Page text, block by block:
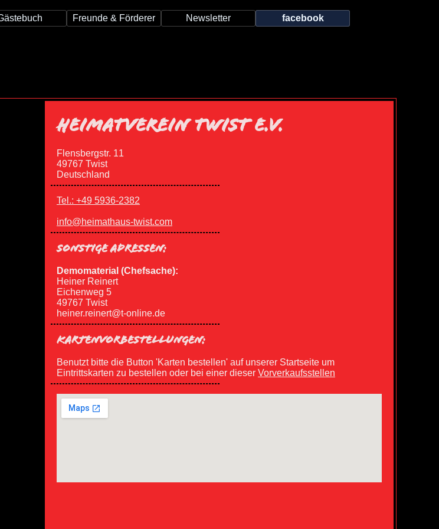
Freunde & Förderer Newsletter facebook
HEIMATVEREIN TWIST E.V.
Flensbergstr. 11
49767 Twist
Deutschland
Tel.: +49 5936-2382
info@heimathaus-twist.com
SONSTIGE ADRESSEN:
Demomaterial (Chefsache):
Heiner Reinert
Eichenweg 5
49767 Twist
heiner.reinert@t-online.de
KARTENVORBESTELLUNGEN:
Benutzt bitte die Button 'Karten bestellen' auf unserer Startseite um
Eintrittskarten zu bestellen oder bei einer dieser Vorverkaufsstellen